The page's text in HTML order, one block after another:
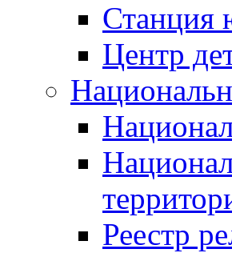
Станция
Центр
Реестр